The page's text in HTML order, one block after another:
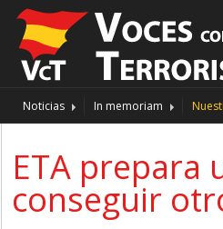
Noticias In memoriam
ETA prepara
conseguir